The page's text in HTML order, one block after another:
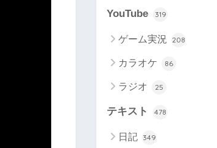
YouTube 319
ゲーム実況 208
カラオケ 86
ラジオ 25
テキスト 478
日記 349